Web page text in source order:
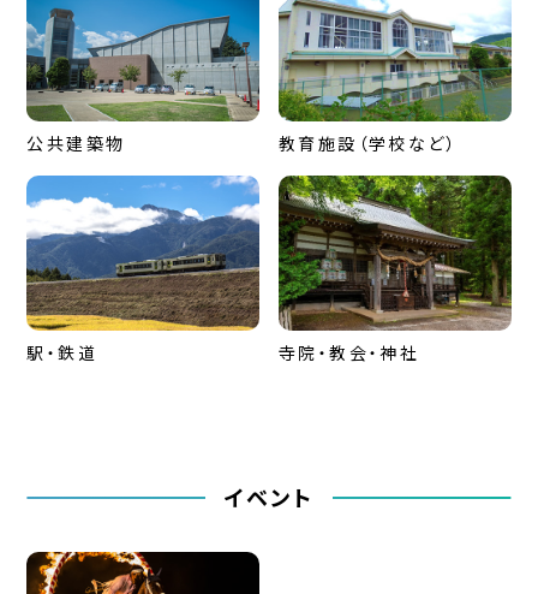
公共建築物 教育施設（学校など）
駅・鉄道 寺院・教会・神社
イベント